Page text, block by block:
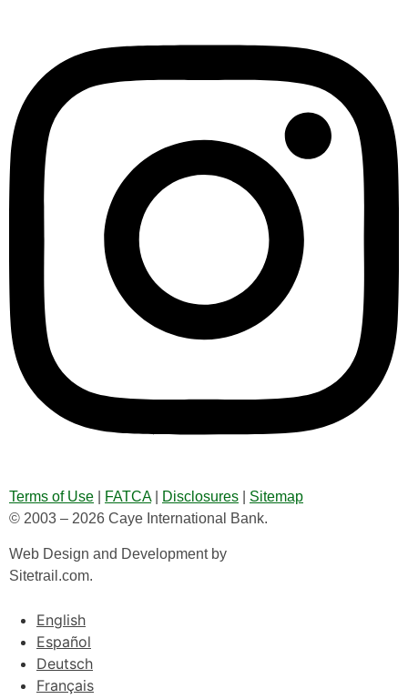
Terms of Use FATCA| Disclosures
Sitemap
© 2003 – 2026 Caye International Bank.
Web Design and Development by
Sitetrail.com.
English
Español
Deutsch
Français